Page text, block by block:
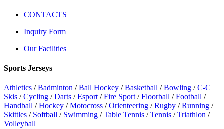
CONTACTS
Inquiry Form
Our Facilities
Sports Jerseys
Athletics /Badminton /Ball Hockey /Basketball /Bowling /C-C
Skis /Cycling /Darts /Esport /Fire Sport /Floorball /Football /
Handball /Hockey / Motocross /Orienteering /Rugby /Running /
Skittles / Softball / Swimming /Table Tennis /Tennis /Triathlon /
Volleyball